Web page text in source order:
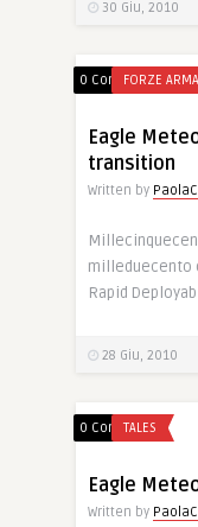
30 Giu, 2010
0 Comments
FORZE
Eagle
transition
Written by
milleduecento
Rapid
28 Giu, 2010
0 Comments
TALES
Eagle
Written by